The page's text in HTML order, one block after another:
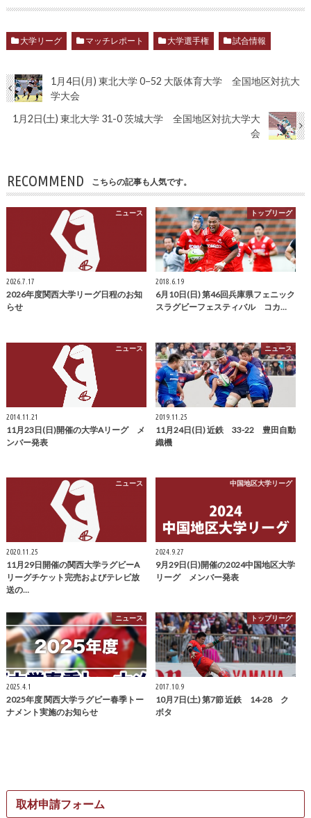
大学リーグ マッチレポート 大学選手権 試合情報
1月4日(月) 東北大学 0−52 大阪体育大学 全国地区対抗大
学大会
1月2日(土) 東北大学 31-0 茨城大学 全国地区対抗大学大
会
RECOMMEND こちらの記事も人気です。
ニュース
2026.7.17
2026年度関西大学リーグ日程のお知
らせ
トップリーグ
2018.6.19
6月10日(日) 第46回兵庫県フェニック
スラグビーフェスティバル コカ…
ニュース
2014.11.21
11月23日(日)開催の大学Aリーグ メ
ンバー発表
ニュース
2019.11.25
11月24日(日) 近鉄 33-22 豊田自動
織機
ニュース
2020.11.25
11月29日開催の関西大学ラグビーA
リーグチケット完売およびテレビ放
送の…
中国地区大学リーグ
2024.9.27
9月29日(日)開催の2024中国地区大学
リーグ メンバー発表
ニュース
2025.4.1
2025年度 関西大学ラグビー春季トー
ナメント実施のお知らせ
トップリーグ
2017.10.9
10月7日(土) 第7節 近鉄 14-28 ク
ボタ
取材申請フォーム